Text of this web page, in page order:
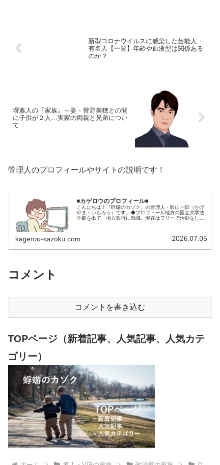
新型コロナウイルスに感染した芸能人・
有名人【一覧】年齢や血液型は関係ある
のか？
堺雅人の『家族』～妻・菅野美穂との間
に子供が２人…実家の両親と兄弟につい
て
管理人のプロフィールやサイトの説明です！
■カゲロウのプロフィール■
こんにちは！『蜉蝣のカゾク』の管理人・影山一郎（かげ
やま・いちろう）です。◆プロフィール地方の国立大学法
学部を出て、地方銀行に就職。現在はフリーで活動をして
kagerou-kazoku.com 2026.07.05
コメント
コメントを書き込む
TOPページ（新着記事、人気記事、人気カテ
ゴリー）